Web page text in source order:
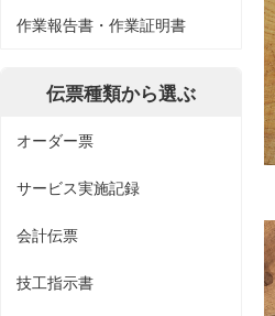
作業報告書・作業証明書
伝票種類から選ぶ
オーダー票
サービス実施記録
会計伝票
技工指示書